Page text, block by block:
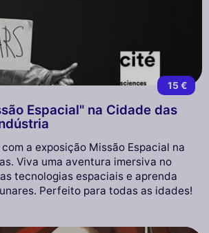
15 €
Espacial" na Cidade das
a exposição Missão Espacial na
Viva uma aventura imersiva no
tecnologias espaciais e aprenda
Perfeito para todas as idades!